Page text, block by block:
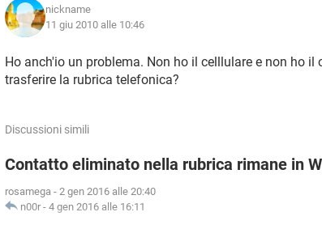
nickname
11 giu 2010 alle 10:46
Ho anch'io un problema. Non ho il celllulare e non ho il
trasferire la rubrica telefonica?
Discussioni simili
Contatto eliminato nella rubrica rimane in
rosamega - 2 gen 2016 alle 20:40
n00r - 4 gen 2016 alle 16:11